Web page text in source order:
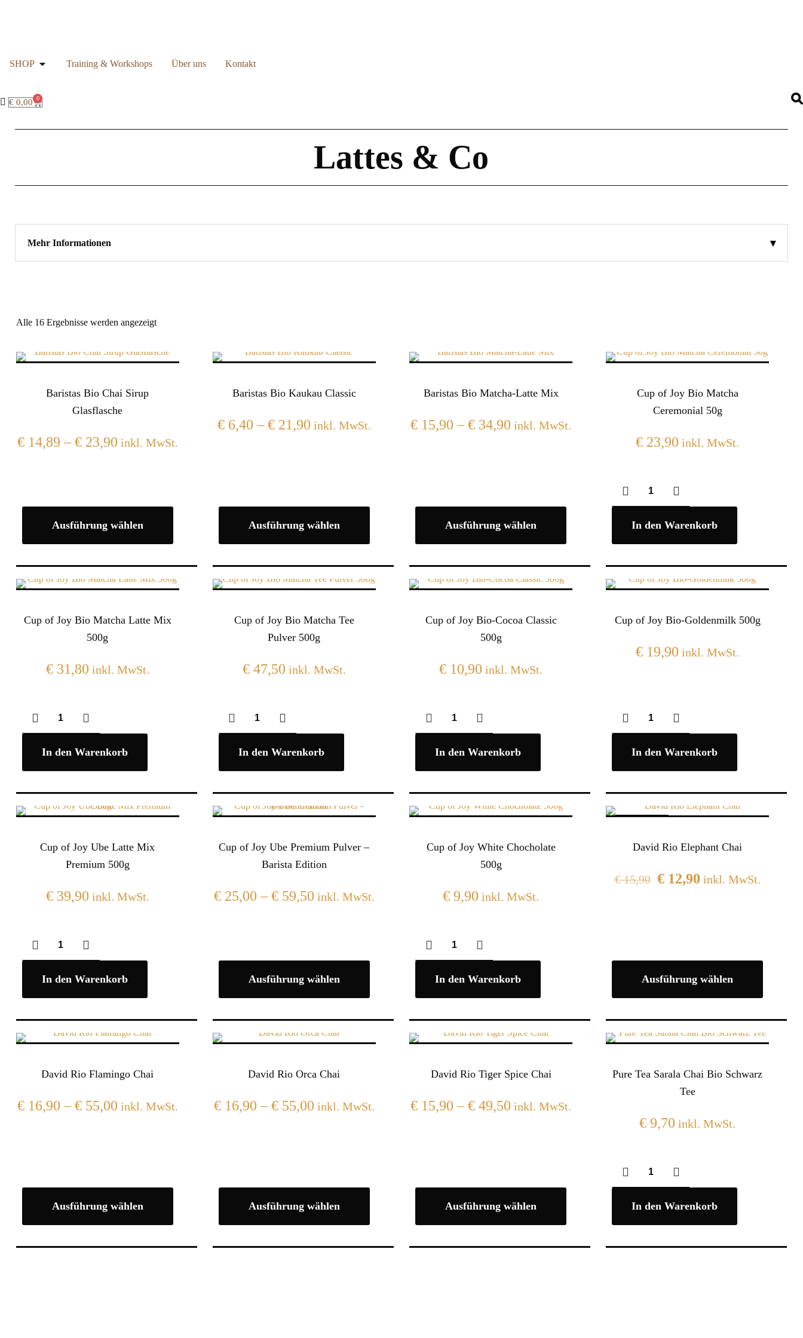
SHOP Training & Workshops Über uns Kontakt
€ 0,00 0
Lattes & Co
Mehr Informationen
Alle 16 Ergebnisse werden angezeigt
Baristas Bio Chai Sirup
Glasflasche
€14,89 –€23,90 inkl. MwSt.
Ausführung wählen
Baristas Bio Kaukau Classic
€6,40 –€21,90 inkl. MwSt.
Ausführung wählen
Baristas Bio Matcha-Latte Mix
€ 15,90 –€ 34,90 inkl. MwSt.
Ausführung wählen
Cup of Joy Bio Matcha
Ceremonial 50g
€ 23,90 inkl. MwSt.
In den Warenkorb
Cup of Joy Bio Matcha Latte Mix
500g
€31,80 inkl. MwSt.
In den Warenkorb
Cup of Joy Bio Matcha Tee
Pulver 500g
€47,50 inkl. MwSt.
In den Warenkorb
Cup of Joy Bio-Cocoa Classic
500g
€ 10,90 inkl. MwSt.
In den Warenkorb
Cup of Joy Bio-Goldenmilk 500g
€ 19,90 inkl. MwSt.
In den Warenkorb
Cup of Joy Ube Latte Mix
Premium 500g
€39,90 inkl. MwSt.
In den Warenkorb
Cup of Joy Ube Premium Pulver –
Barista Edition
€25,00 –€59,50 inkl. MwSt.
Ausführung wählen
Cup of Joy White Chocholate
500g
€ 9,90 inkl. MwSt.
In den Warenkorb
David Rio Elephant Chai
€15,90 €12,90 inkl. MwSt.
Ausführung wählen
David Rio Flamingo Chai
€16,90 –€55,00 inkl. MwSt.
Ausführung wählen
David Rio Orca Chai
€16,90 –€55,00 inkl. MwSt.
Ausführung wählen
David Rio Tiger Spice Chai
€ 15,90 –€ 49,50 inkl. MwSt.
Ausführung wählen
Pure Tea Sarala Chai Bio Schwarz
Tee
€ 9,70 inkl. MwSt.
In den Warenkorb